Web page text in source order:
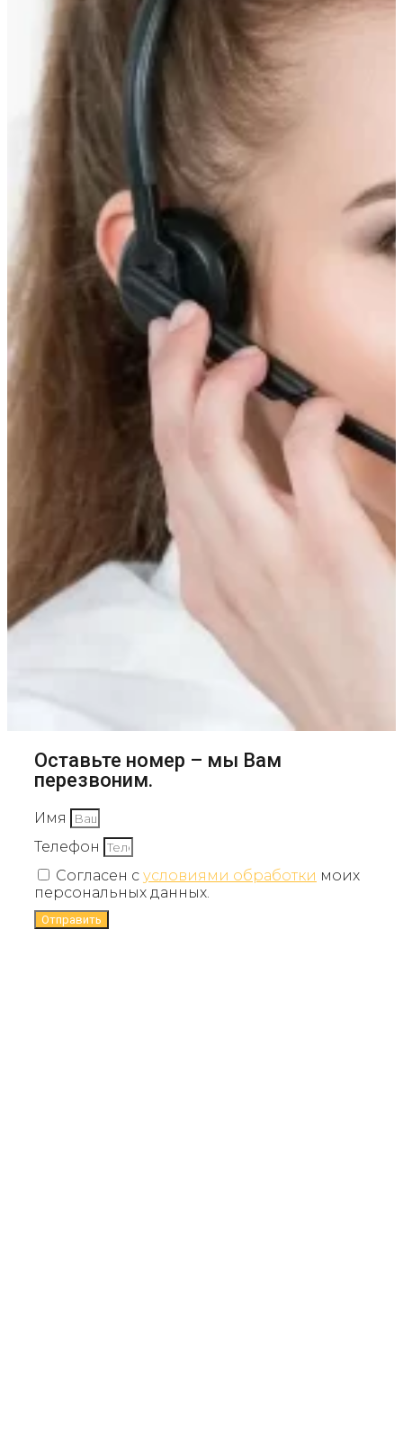
Оставьте номер – мы Вам
перезвоним.
Имя
Телефон
Согласен с условиями обработки моих
персональных данных.
Отправить